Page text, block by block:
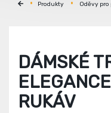
Produkty Oděvy
DÁMSKÉ
RUKÁV